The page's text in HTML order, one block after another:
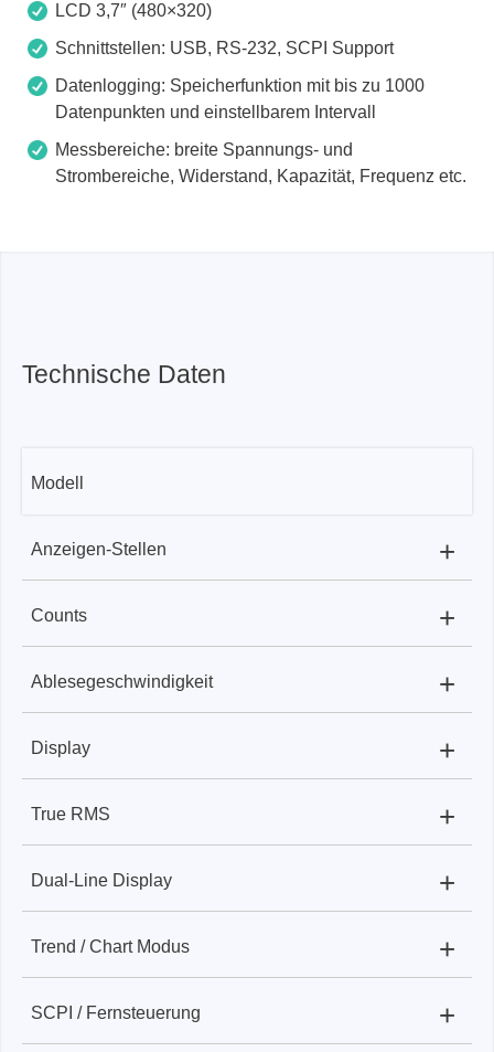
LCD 3,7″ (480×320)
Schnittstellen: USB, RS-232, SCPI Support
Datenlogging: Speicherfunktion mit bis zu 1000
Datenpunkten und einstellbarem Intervall
Messbereiche: breite Spannungs- und
Strombereiche, Widerstand, Kapazität, Frequenz etc.
Technische Daten
Modell
XDM2041
Anzeigen-Stellen
XDM2041:
+
Counts
XDM2041: 55.000
+
Ablesegeschwindigkeit
XDM2041:
+
Display
XDM2041:
+
True RMS
XDM2041: für AC Spannung & Strom
+
Dual-Line Display
XDM2041: unterstützt
+
Trend / Chart Modus
XDM2041: ja
+
SCPI / Fernsteuerung +